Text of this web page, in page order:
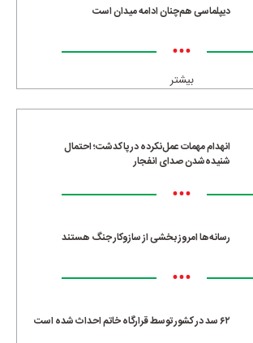
دیپلماسی هم‌چنان ادامه میدان است
•••
بیشتر
انهدام مهمات عمل‌نکرده در پاکدشت؛ احتمال
شنیده‌شدن صدای انفجار
•••
رسانه‌ها امروز بخشی از سازوکار جنگ هستند
•••
۶۲ سد در کشور توسط قرارگاه خاتم احداث شده است